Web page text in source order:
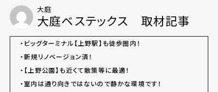
大庭
大庭ベステックス 取材記事
・ビッグターミナル【上野駅】も徒歩圏内！
・新規リノベージョン済！
・【上野公園】も近くて散策等に最適！
・室内は通り向きではないので静かな環境です！